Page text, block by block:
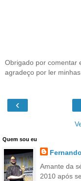
Obrigado por comentar
agradeço por ler minhas
‹
Quem sou eu
Amante da
2010 após